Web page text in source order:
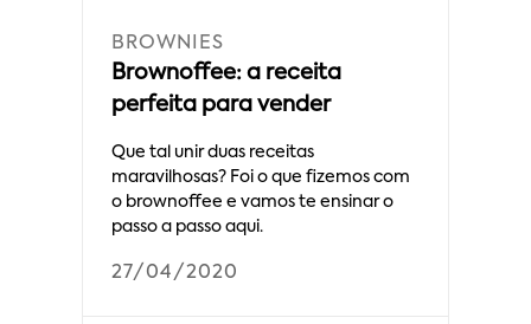
BROWNIES
Brownoffee: a receita
perfeita para vender
Que tal unir duas receitas
maravilhosas? Foi o que fizemos com
o brownoffee e vamos te ensinar o
passo a passo aqui.
27/04/2020